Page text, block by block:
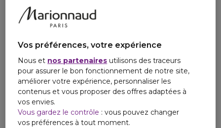
Vos préférences, votre expérience
Nous et nos partenaires utilisons des traceurs
pour assurer le bon fonctionnement de notre site,
améliorer votre expérience, personnaliser les
contenus et vous proposer des offres adaptées à
vos envies.
Vous gardez le contrôle : vous pouvez changer
vos préférences à tout moment.